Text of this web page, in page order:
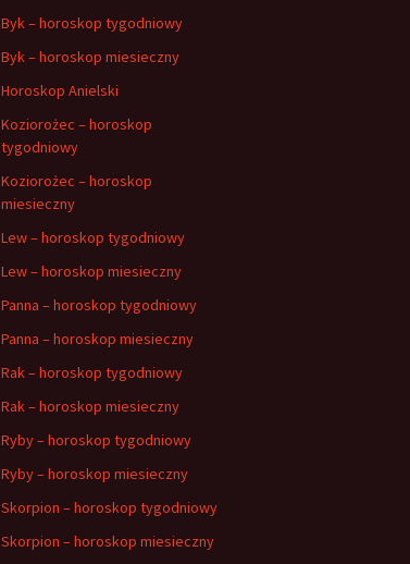
Byk – horoskop tygodniowy
Byk – horoskop miesieczny
Horoskop Anielski
Koziorożec – horoskop
tygodniowy
Koziorożec – horoskop
miesieczny
Lew – horoskop tygodniowy
Lew – horoskop miesieczny
Panna – horoskop tygodniowy
Panna – horoskop miesieczny
Rak – horoskop tygodniowy
Rak – horoskop miesieczny
Ryby – horoskop tygodniowy
Ryby – horoskop miesieczny
Skorpion – horoskop tygodniowy
Skorpion – horoskop miesieczny